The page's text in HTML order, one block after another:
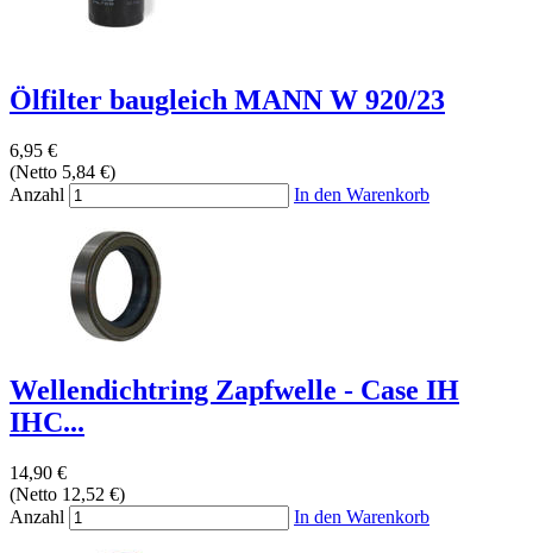
Ölfilter baugleich MANN W 920/23
6,95 €
(Netto 5,84 €)
Anzahl
In den Warenkorb
Wellendichtring Zapfwelle - Case IH
IHC...
14,90 €
(Netto 12,52 €)
Anzahl
In den Warenkorb